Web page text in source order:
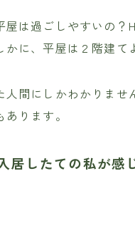
屋は過ごしやすいの
に、平屋は２階建て
人間にしかわかりま
ります。
居したての私が感